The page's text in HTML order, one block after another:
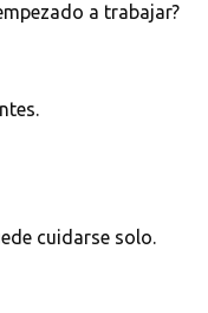
a trabajar?
cuidarse solo.